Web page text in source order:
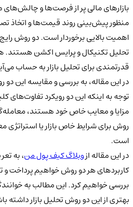
بازارهای مالی پر از فرصت‌ها و چالش‌های
منظور پیش‌بینی روند قیمت‌ها و اتخاذ
اهمیت بالایی برخوردار است. دو روش رایج
تحلیل تکنیکال و پرایس اکشن هستند.
قدرتمندی برای تحلیل بازار به حساب
در این مقاله، به بررسی و مقایسه این
توجه به اینکه این دو رویکرد تفاوت‌های
مزایا و معایب خاص خود هستند،
روش برای شرایط خاص بازار یا استراتژی
است.
در این مقاله ازوبلاگ کیف پول من، به
کاربردهای هر دو روش خواهیم پرداخت و
بررسی خواهیم کرد. این مطالب به
بهتری از این دو روش تحلیل بازار داشته